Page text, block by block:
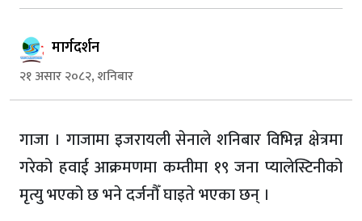
मार्गदर्शन
२१ असार २०८२, शनिबार
गाजा । गाजामा इजरायली सेनाले शनिबार विभिन्न क्षेत्रमा
गरेको हवाई आक्रमणमा कम्तीमा १९ जना प्यालेस्टिनीको
मृत्यु भएको छ भने दर्जनौँ घाइते भएका छन् ।